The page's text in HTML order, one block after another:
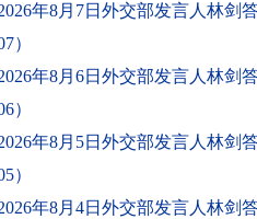
年8月7日外交部发言人林剑
）
年8月6日外交部发言人林剑
）
年8月5日外交部发言人林剑
）
年8月4日外交部发言人林剑